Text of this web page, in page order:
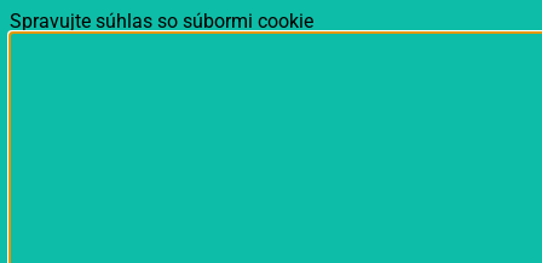
Spravujte súhlas so súbormi cookie